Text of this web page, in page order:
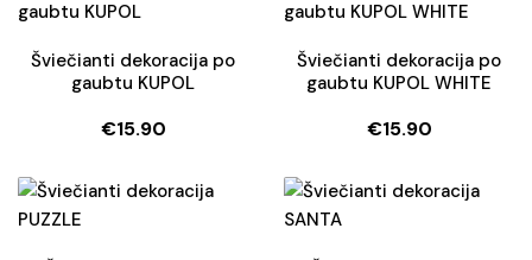
Šviečianti dekoracija po
gaubtu KUPOL
€15.90
Šviečianti dekoracija po
gaubtu KUPOL WHITE
€15.90